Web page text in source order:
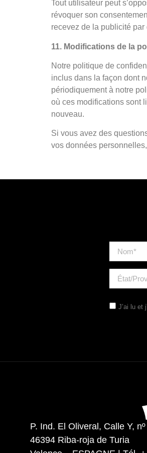
Tout utilisateur peut
révoquer son
recevez de la publicité
11. Modifications de la
Notre politique de
inclus dans la façon dont
périodiquement à notre
où ces modifications sont
nouveau.
Si vous avez des
vos données
J’ai lu et
P. Ind. El Oliveral, Calle Y,
46394 Riba-roja de Turia